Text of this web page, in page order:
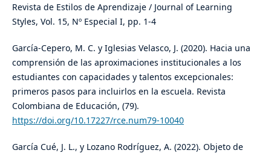
Revista de Estilos de Aprendizaje / Journal of Learning
Styles, Vol. 15, Nº Especial I, pp. 1-4
García-Cepero, M. C. y Iglesias Velasco, J. (2020). Hacia una
comprensión de las aproximaciones institucionales a los
estudiantes con capacidades y talentos excepcionales:
primeros pasos para incluirlos en la escuela. Revista
Colombiana de Educación, (79).
https://doi.org/10.17227/rce.num79-10040
García Cué, J. L., y Lozano Rodríguez, A. (2022). Objeto de